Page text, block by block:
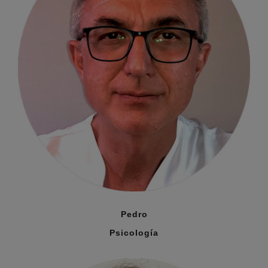
Pedro
Psicología